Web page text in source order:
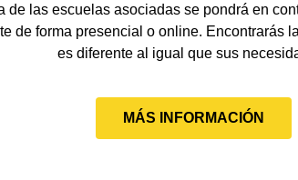
de las escuelas asociadas se pondrá en
de forma presencial o online. Encontrarás
es diferente al igual que sus
MÁS INFORMACIÓN